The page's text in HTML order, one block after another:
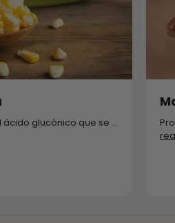
glucónico que se ...